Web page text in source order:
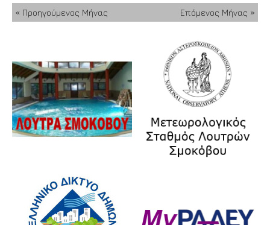
« Προηγούμενος Μήνας
Επόμενος Μήνας »